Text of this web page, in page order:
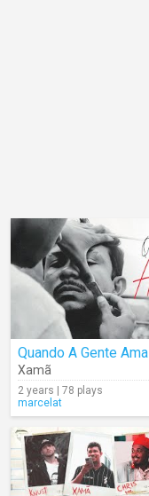
Quando A Gente Ama
Xamã
2 years | 78 plays
marcelat